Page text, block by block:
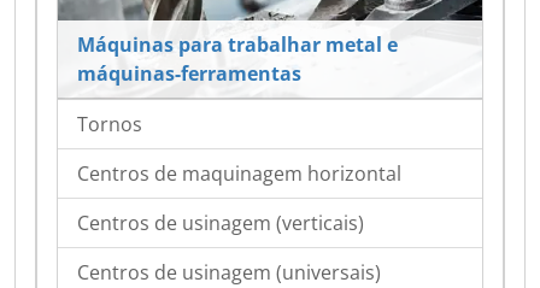
Máquinas para trabalhar metal e
máquinas-ferramentas
Tornos
Centros de maquinagem horizontal
Centros de usinagem (verticais)
Centros de usinagem (universais)